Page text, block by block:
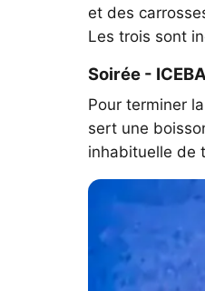
et des
Les trois sont
Soirée -
Pour terminer
sert une
inhabituelle de